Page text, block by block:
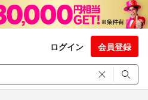
ログイン 会員登録